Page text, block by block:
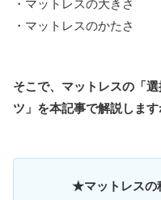
・マットレスの大きさ
・マットレスのかたさ
そこで、マットレスの「
ツ」を本記事で解説します
★マットレスの